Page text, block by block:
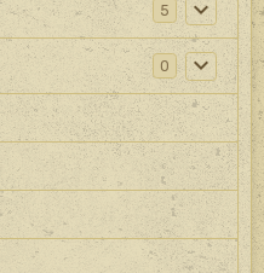
5
0